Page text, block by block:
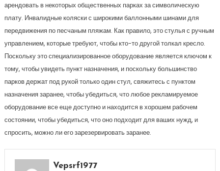
арендовать в некоторых общественных парках за символическую
плату. Инвалидные коляски с широкими баллонными шинами для
передвижения по песчаным пляжам. Как правило, это стулья с ручным
управлением, которые требуют, чтобы кто-то другой толкал кресло.
Поскольку это специализированное оборудование является ключом к
тому, чтобы увидеть пункт назначения, и поскольку большинство
парков держат под рукой только один стул, свяжитесь с пунктом
назначения заранее, чтобы убедиться, что любое рекламируемое
оборудование все еще доступно и находится в хорошем рабочем
состоянии, чтобы убедиться, что оно подходит для ваших нужд, и
спросить, можно ли его зарезервировать заранее.
Vepsrf1977